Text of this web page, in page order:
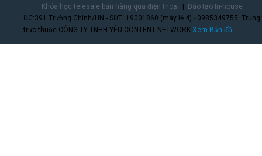
Khóa học telesale bán hàng qua điện thoại
Đào tạo In-house
ĐC:391 Trường Chinh/HN - SĐT: 19001860 (máy lẻ 4) - 0985349755.
trực thuộc CÔNG TY TNHH YÊU CONTENT NETWORK.Xem Bản đồ